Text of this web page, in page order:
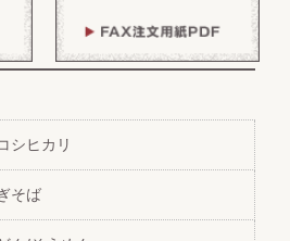
シヒカリ
そば